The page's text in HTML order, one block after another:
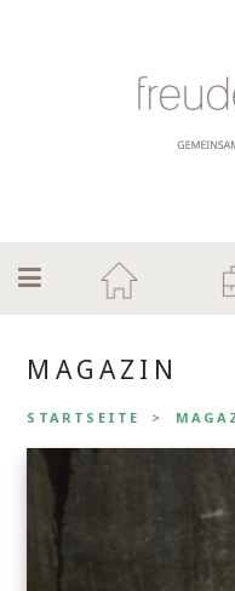
MAGAZIN
STARTSEITE
Garten?
Melde dich zu
erhalte aktuelle
Garten und
Gib deine E-